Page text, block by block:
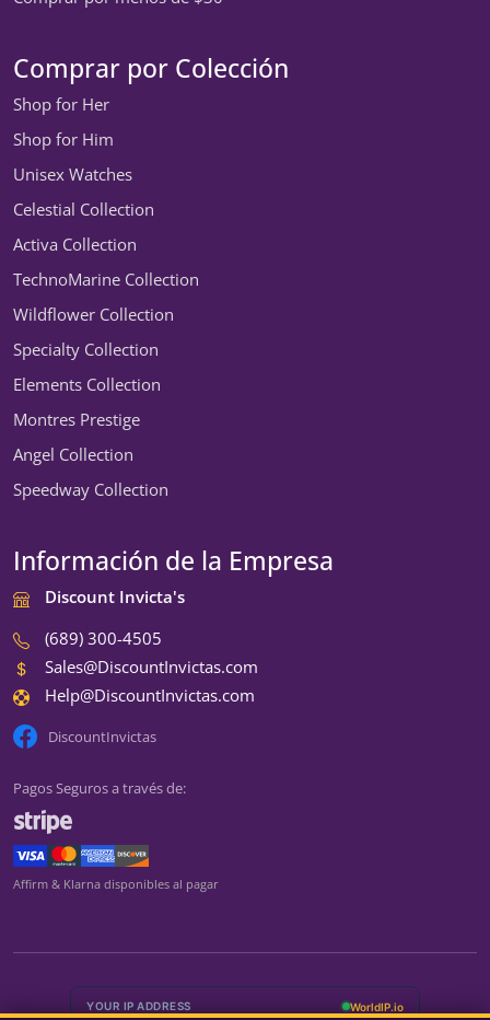
Comprar por Colección
Shop for Her
Shop for Him
Unisex Watches
Celestial Collection
Activa Collection
TechnoMarine Collection
Wildflower Collection
Specialty Collection
Elements Collection
Montres Prestige
Angel Collection
Speedway Collection
Información de la Empresa
Discount Invicta's
(689) 300-4505
Sales@DiscountInvictas.com
Help@DiscountInvictas.com
DiscountInvictas
Pagos Seguros a través de:
Affirm & Klarna disponibles al pagar
We're currently closed
We're closed for the weekend
Back Monday at 9:00 AM ET